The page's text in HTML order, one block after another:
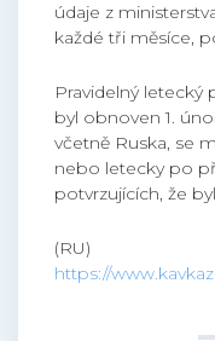
údaje z
každé tři měsíce,
Pravidelný letecký
byl obnoven 1.
včetně Ruska, se
nebo letecky po
potvrzujících, že
(RU)
https://